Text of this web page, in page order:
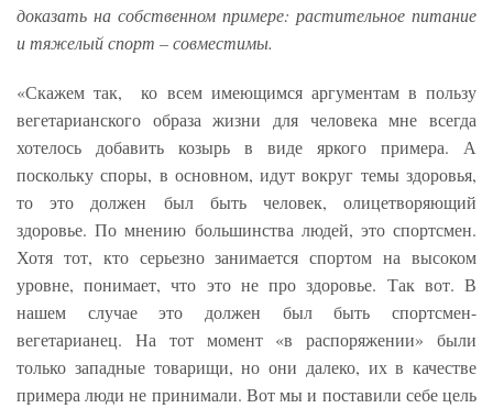
доказать на собственном примере: растительное питание
и тяжелый спорт – совместимы.
«Скажем так, ко всем имеющимся аргументам в пользу
вегетарианского образа жизни для человека мне всегда
хотелось добавить козырь в виде яркого примера. А
поскольку споры, в основном, идут вокруг темы здоровья,
то это должен был быть человек, олицетворяющий
здоровье. По мнению большинства людей, это спортсмен.
Хотя тот, кто серьезно занимается спортом на высоком
уровне, понимает, что это не про здоровье. Так вот. В
нашем случае это должен был быть спортсмен-
вегетарианец. На тот момент «в распоряжении» были
только западные товарищи, но они далеко, их в качестве
примера люди не принимали. Вот мы и поставили себе цель